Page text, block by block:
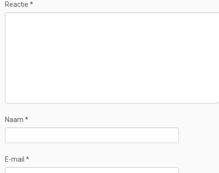
Reactie *
Naam *
E-mail *